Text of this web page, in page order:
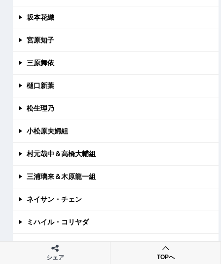
坂本花織
宮原知子
三原舞依
樋口新葉
松生理乃
小松原夫婦組
村元哉中＆高橋大輔組
三浦璃来＆木原龍一組
ネイサン・チェン
ミハイル・コリヤダ
アンナ・シェルバコワ
シェア TOPへ